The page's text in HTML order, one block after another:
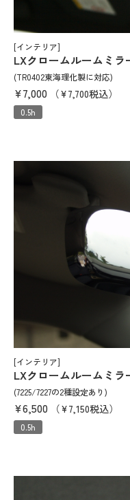
[インテリア]
LXクロームルームミ
(TR0402東海理化製に対応)
¥7,000 （¥7,700税込）
0.5h
[インテリア]
LXクロームルームミ
(7225/7227の2種設定あり)
¥6,500 （¥7,150税込）
0.5h